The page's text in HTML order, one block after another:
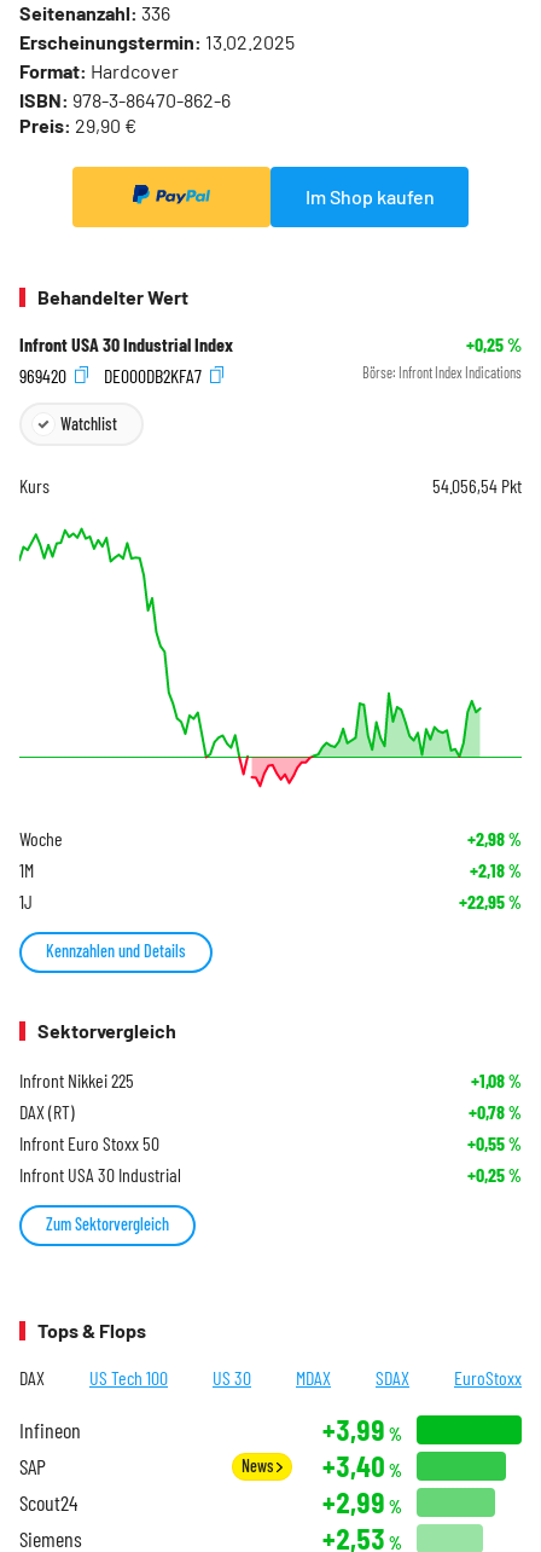
Seitenanzahl: 336
Erscheinungstermin: 13.02.2025
Format: Hardcover
ISBN: 978-3-86470-862-6
Preis: 29,90 €
Im Shop kaufen
Behandelter Wert
Infront USA 30 Industrial Index +0,25%
969420
DE000DB2KFA7 Börse: Infront Index Indications
Watchlist
Kurs 54.056,54 Pkt
Woche +2,98%
1M +2,18%
1J +22,95%
Kennzahlen und Details
Sektorvergleich
Infront Nikkei 225 +1,08%
DAX (RT) +0,78%
Infront Euro Stoxx 50 +0,55%
Infront USA 30 Industrial +0,25%
Zum Sektorvergleich
Tops & Flops
DAX US Tech 100 US 30 MDAX SDAX EuroStoxx
Infineon +3,99 %
SAP News +3,40 %
Scout24 +2,99 %
Siemens +2,53 %